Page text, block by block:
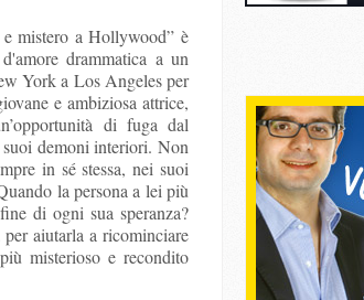
mistero a Hollywood” è
drammatica a un
York a Los Angeles per
e ambiziosa attrice,
di fuga dal
demoni interiori. Non
in sé stessa, nei suoi
la persona a lei più
di ogni sua speranza?
per aiutarla a ricominciare
misterioso e recondito